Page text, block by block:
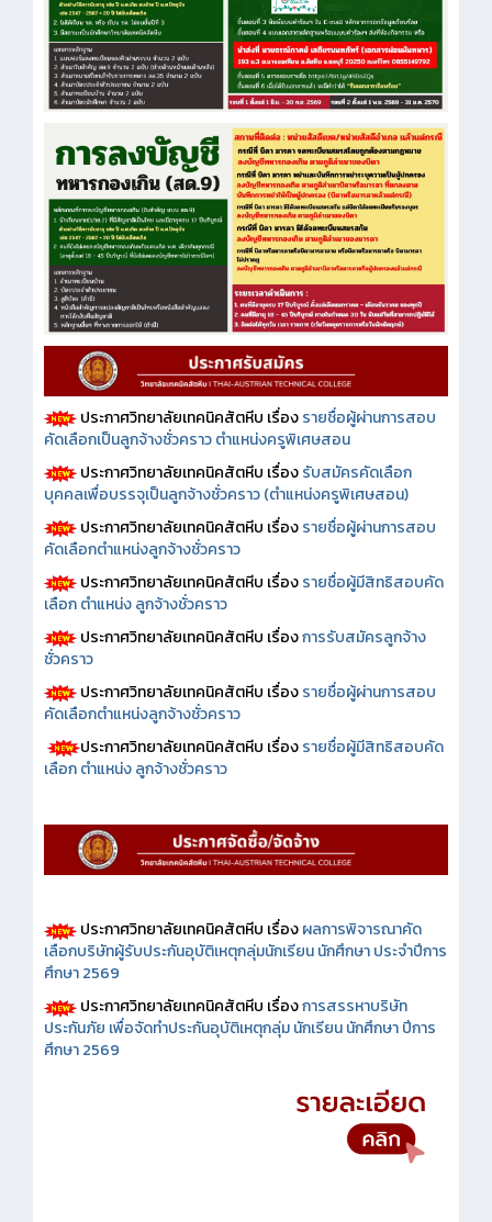
ประกาศวิทยาลัยเทคนิคสัตหีบ เรื่องรายชื่อผู้ผ่านการสอบ
คัดเลือกเป็นลูกจ้างชั่วคราว ตำแหน่งครูพิเศษสอน
ประกาศวิทยาลัยเทคนิคสัตหีบ เรื่องรับสมัครคัดเลือก
บุคคลเพื่อบรรจุเป็นลูกจ้างชั่วคราว (ตำแหน่งครูพิเศษสอน)
ประกาศวิทยาลัยเทคนิคสัตหีบ เรื่องรายชื่อผู้ผ่านการสอบ
คัดเลือกตำแหน่งลูกจ้างชั่วคราว
ประกาศวิทยาลัยเทคนิคสัตหีบ เรื่องรายชื่อผู้มีสิทธิสอบคัด
เลือก ตำแหน่ง ลูกจ้างชั่วคราว
ประกาศวิทยาลัยเทคนิคสัตหีบ เรื่องการรับสมัครลูกจ้าง
ชั่วคราว
ประกาศวิทยาลัยเทคนิคสัตหีบ เรื่องรายชื่อผู้ผ่านการสอบ
คัดเลือกตำแหน่งลูกจ้างชั่วคราว
ประกาศวิทยาลัยเทคนิคสัตหีบ เรื่องรายชื่อผู้มีสิทธิสอบคัด
เลือก ตำแหน่ง ลูกจ้างชั่วคราว
ประกาศวิทยาลัยเทคนิคสัตหีบ เรื่องผลการพิจารณาคัด
เลือกบริษัทผู้รับประกันอุบัติเหตุกลุ่มนักเรียน นักศึกษา ประจำปีการ
ศึกษา 2569
ประกาศวิทยาลัยเทคนิคสัตหีบ เรื่องการสรรหาบริษัท
ประกันภัย เพื่อจัดทำประกันอุบัติเหตุกลุ่ม นักเรียน นักศึกษา ปีการ
ศึกษา 2569